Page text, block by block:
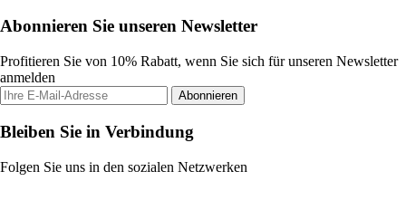
Abonnieren Sie unseren Newsletter
Profitieren Sie von 10% Rabatt, wenn Sie sich für unseren Newsletter
anmelden
Abonnieren
Bleiben Sie in Verbindung
Folgen Sie uns in den sozialen Netzwerken